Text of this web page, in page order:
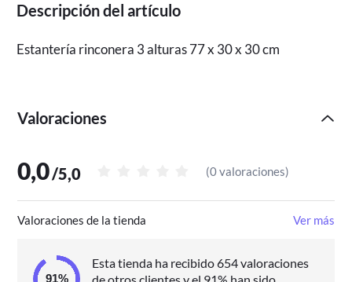
Descripción del artículo
Estantería rinconera 3 alturas 77 x 30 x 30 cm
Valoraciones
0,0/5,0 (0 valoraciones)
Valoraciones de la tienda Ver más
Esta tienda ha recibido 654 valoraciones
de otros clientes y el 91% han sido